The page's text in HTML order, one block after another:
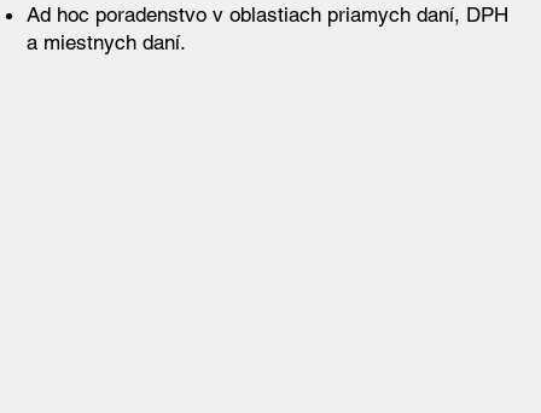
Ad hoc poradenstvo v oblastiach priamych daní, DPH
a miestnych daní.